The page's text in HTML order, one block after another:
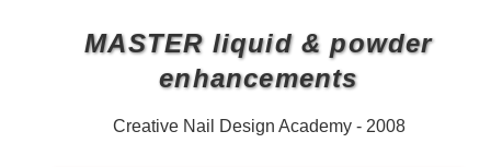
MASTER liquid & powder
enhancements
Creative Nail Design Academy - 2008